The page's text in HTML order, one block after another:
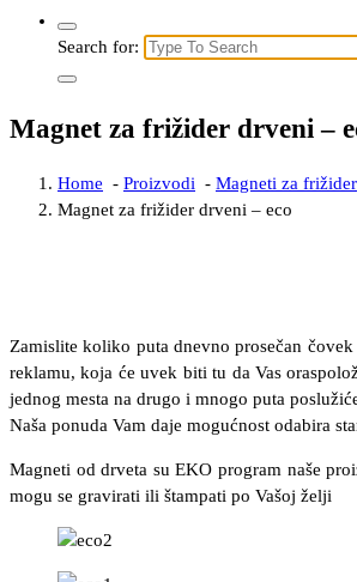
Search for:
Magnet za frižider drveni –
Home - Proizvodi - Magneti za frižider
Magnet za frižider drveni – eco
Zamislite koliko puta dnevno prosečan
reklamu, koja će uvek biti tu da Vas
jednog mesta na drugo i mnogo puta
Naša ponuda Vam daje mogućnost odabira
Magneti od drveta su EKO program naše
mogu se gravirati ili štampati po Vašoj želji